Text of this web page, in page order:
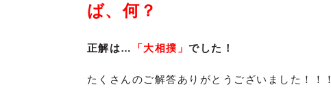
ば、何？
正解は… 「大相撲」 でした！
たくさんのご解答ありがとうございました！！！